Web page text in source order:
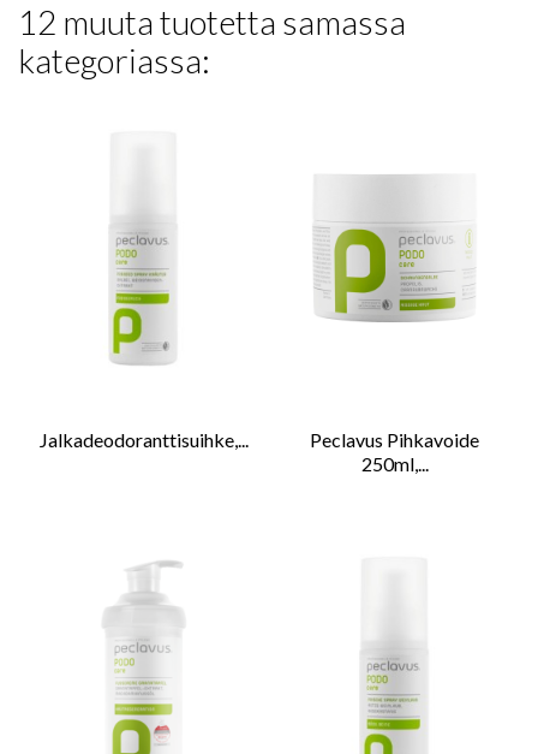
12 muuta tuotetta samassa
kategoriassa:
Jalkadeodoranttisuihke,...
Peclavus Pihkavoide
250ml,...